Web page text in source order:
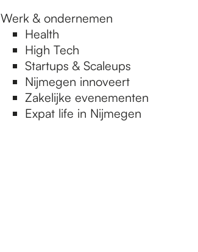
Werk & ondernemen
Health
High Tech
Startups & Scaleups
Nijmegen innoveert
Zakelijke evenementen
Expat life in Nijmegen